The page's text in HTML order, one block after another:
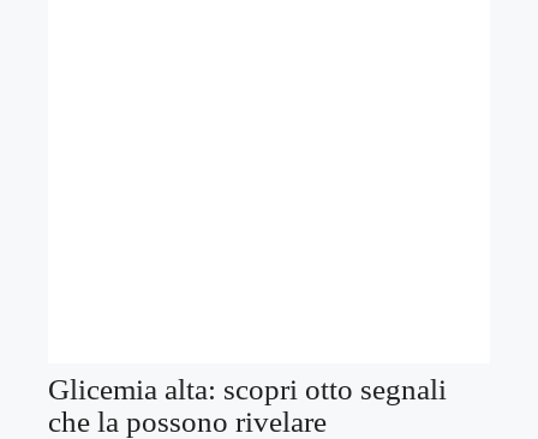
Glicemia alta: scopri otto segnali
che la possono rivelare